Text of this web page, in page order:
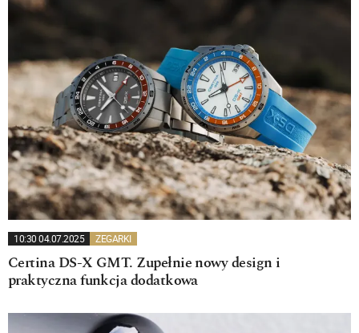
10:30 04.07.2025 ZEGARKI
Certina DS-X GMT. Zupełnie nowy design i
praktyczna funkcja dodatkowa